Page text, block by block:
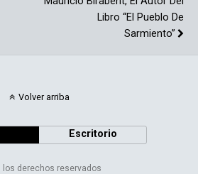
Libro “El Pueblo De
Sarmiento”
Volver arriba
Escritorio
los derechos reservados